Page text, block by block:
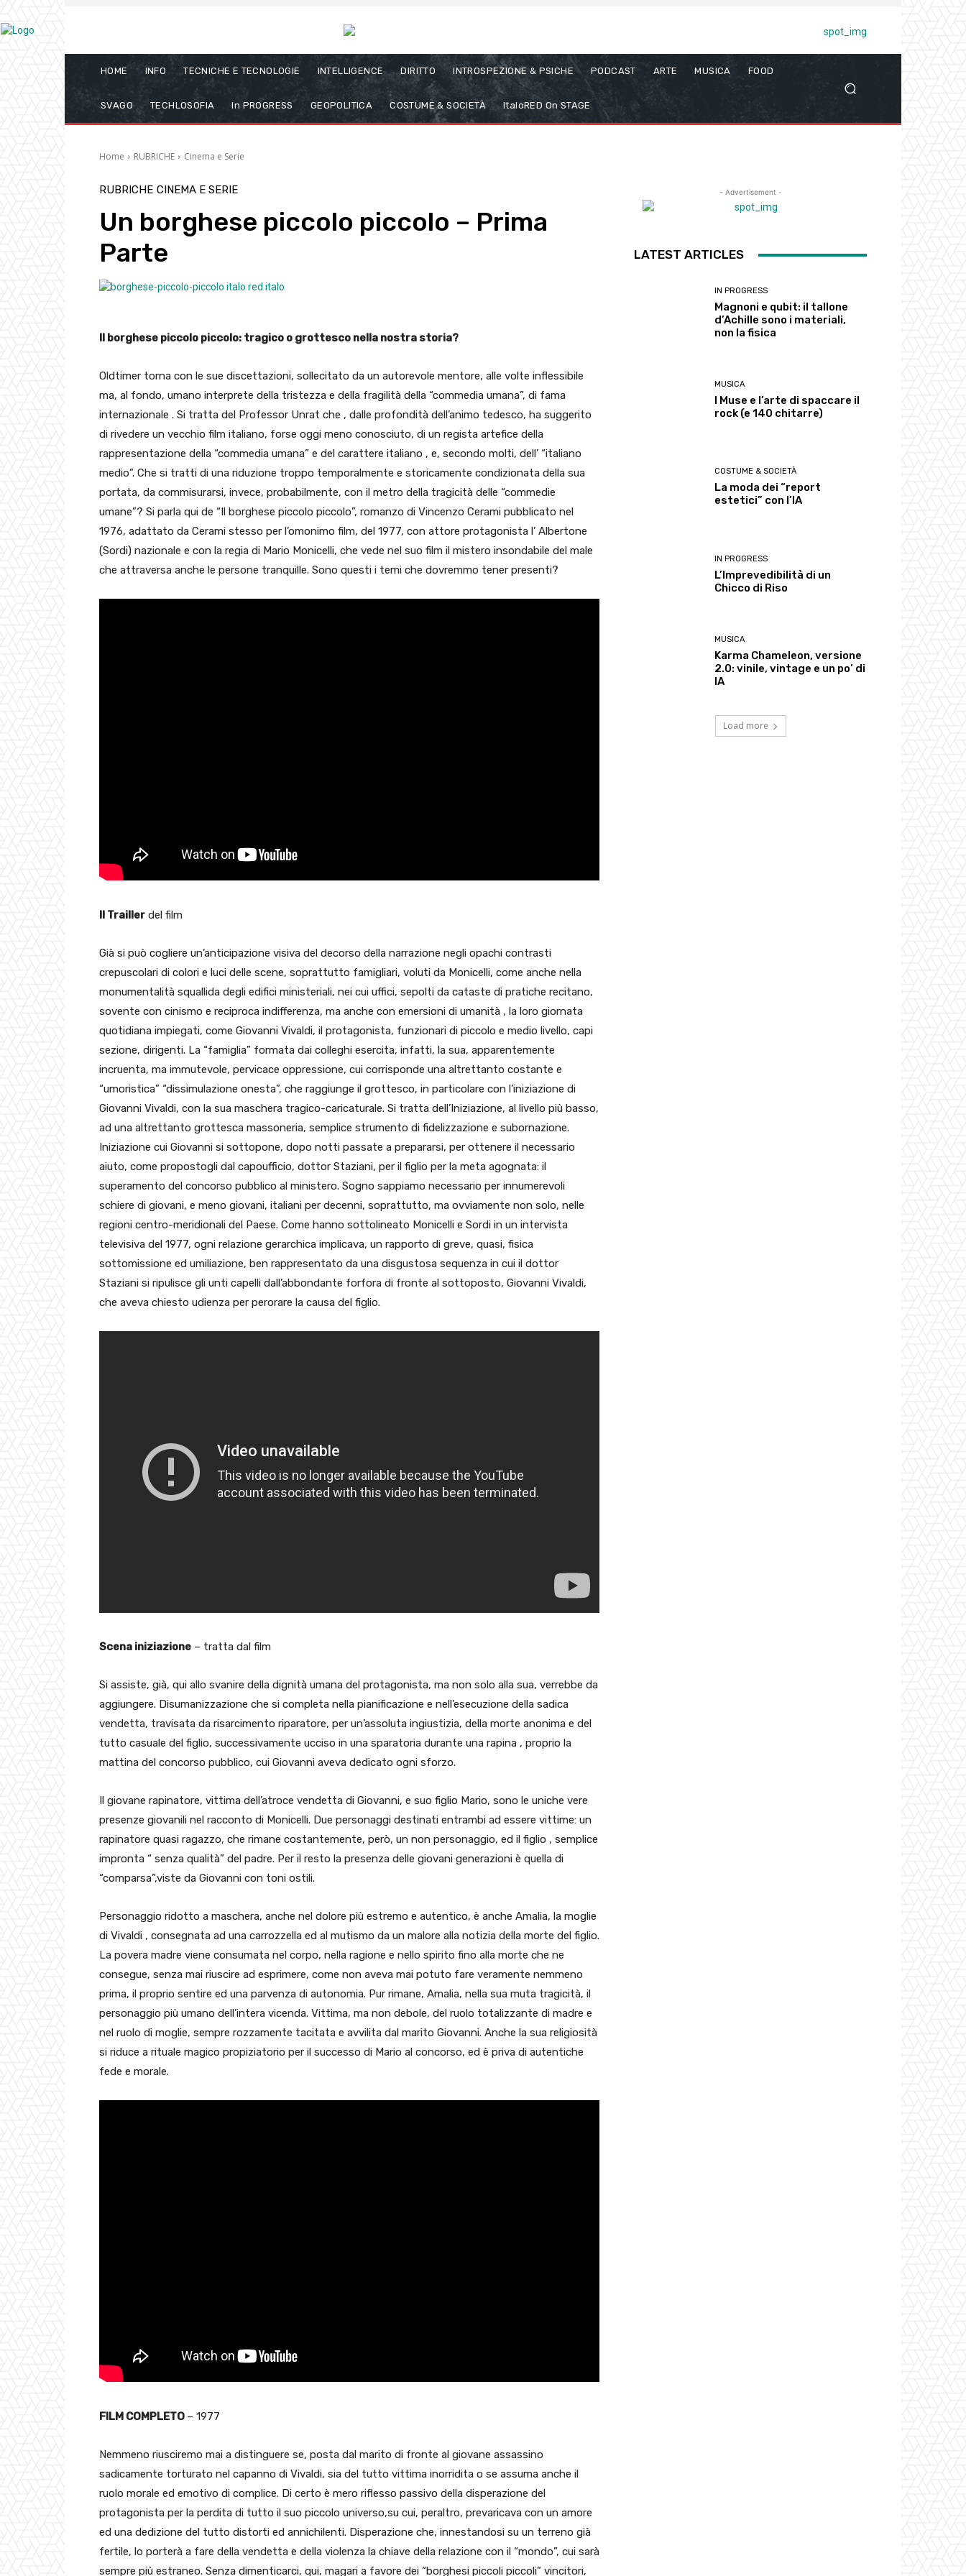
HOME INFO TECNICHE E TECNOLOGIE INTELLIGENCE DIRITTO INTROSPEZIONE & PSICHE PODCAST ARTE MUSICA FOOD
SVAGO TECHLOSOFIA In PROGRESS GEOPOLITICA COSTUME & SOCIETÀ ItaloRED On STAGE
Home RUBRICHE Cinema e Serie
RUBRICHE CINEMA E SERIE
Un borghese piccolo piccolo – Prima
Parte
Il borghese piccolo piccolo: tragico o grottesco nella nostra storia?
Oldtimer torna con le sue discettazioni, sollecitato da un autorevole mentore, alle volte inflessibile
ma, al fondo, umano interprete della tristezza e della fragilità della “commedia umana”, di fama
internazionale . Si tratta del Professor Unrat che , dalle profondità dell’animo tedesco, ha suggerito
di rivedere un vecchio film italiano, forse oggi meno conosciuto, di un regista artefice della
rappresentazione della “commedia umana” e del carattere italiano , e, secondo molti, dell’ “italiano
medio”. Che si tratti di una riduzione troppo temporalmente e storicamente condizionata della sua
portata, da commisurarsi, invece, probabilmente, con il metro della tragicità delle “commedie
umane”? Si parla qui de “Il borghese piccolo piccolo”, romanzo di Vincenzo Cerami pubblicato nel
1976, adattato da Cerami stesso per l’omonimo film, del 1977, con attore protagonista l’ Albertone
(Sordi) nazionale e con la regia di Mario Monicelli, che vede nel suo film il mistero insondabile del male
che attraversa anche le persone tranquille. Sono questi i temi che dovremmo tener presenti?
Il Trailler del film
Già si può cogliere un’anticipazione visiva del decorso della narrazione negli opachi contrasti
crepuscolari di colori e luci delle scene, soprattutto famigliari, voluti da Monicelli, come anche nella
monumentalità squallida degli edifici ministeriali, nei cui uffici, sepolti da cataste di pratiche recitano,
sovente con cinismo e reciproca indifferenza, ma anche con emersioni di umanità , la loro giornata
quotidiana impiegati, come Giovanni Vivaldi, il protagonista, funzionari di piccolo e medio livello, capi
sezione, dirigenti. La “famiglia” formata dai colleghi esercita, infatti, la sua, apparentemente
incruenta, ma immutevole, pervicace oppressione, cui corrisponde una altrettanto costante e
“umoristica” “dissimulazione onesta”, che raggiunge il grottesco, in particolare con l’iniziazione di
Giovanni Vivaldi, con la sua maschera tragico-caricaturale. Si tratta dell’Iniziazione, al livello più basso,
ad una altrettanto grottesca massoneria, semplice strumento di fidelizzazione e subornazione.
Iniziazione cui Giovanni si sottopone, dopo notti passate a prepararsi, per ottenere il necessario
aiuto, come propostogli dal capoufficio, dottor Staziani, per il figlio per la meta agognata: il
superamento del concorso pubblico al ministero. Sogno sappiamo necessario per innumerevoli
schiere di giovani, e meno giovani, italiani per decenni, soprattutto, ma ovviamente non solo, nelle
regioni centro-meridionali del Paese. Come hanno sottolineato Monicelli e Sordi in un intervista
televisiva del 1977, ogni relazione gerarchica implicava, un rapporto di greve, quasi, fisica
sottomissione ed umiliazione, ben rappresentato da una disgustosa sequenza in cui il dottor
Staziani si ripulisce gli unti capelli dall’abbondante forfora di fronte al sottoposto, Giovanni Vivaldi,
che aveva chiesto udienza per perorare la causa del figlio.
Scena iniziazione – tratta dal film
Si assiste, già, qui allo svanire della dignità umana del protagonista, ma non solo alla sua, verrebbe da
aggiungere. Disumanizzazione che si completa nella pianificazione e nell’esecuzione della sadica
vendetta, travisata da risarcimento riparatore, per un’assoluta ingiustizia, della morte anonima e del
tutto casuale del figlio, successivamente ucciso in una sparatoria durante una rapina , proprio la
mattina del concorso pubblico, cui Giovanni aveva dedicato ogni sforzo.
Il giovane rapinatore, vittima dell’atroce vendetta di Giovanni, e suo figlio Mario, sono le uniche vere
presenze giovanili nel racconto di Monicelli. Due personaggi destinati entrambi ad essere vittime: un
rapinatore quasi ragazzo, che rimane costantemente, però, un non personaggio, ed il figlio , semplice
impronta “ senza qualità” del padre. Per il resto la presenza delle giovani generazioni è quella di
“comparsa”,viste da Giovanni con toni ostili.
Personaggio ridotto a maschera, anche nel dolore più estremo e autentico, è anche Amalia, la moglie
di Vivaldi , consegnata ad una carrozzella ed al mutismo da un malore alla notizia della morte del figlio.
La povera madre viene consumata nel corpo, nella ragione e nello spirito fino alla morte che ne
consegue, senza mai riuscire ad esprimere, come non aveva mai potuto fare veramente nemmeno
prima, il proprio sentire ed una parvenza di autonomia. Pur rimane, Amalia, nella sua muta tragicità, il
personaggio più umano dell’intera vicenda. Vittima, ma non debole, del ruolo totalizzante di madre e
nel ruolo di moglie, sempre rozzamente tacitata e avvilita dal marito Giovanni. Anche la sua religiosità
si riduce a rituale magico propiziatorio per il successo di Mario al concorso, ed è priva di autentiche
fede e morale.
FILM COMPLETO – 1977
Nemmeno riusciremo mai a distinguere se, posta dal marito di fronte al giovane assassino
sadicamente torturato nel capanno di Vivaldi, sia del tutto vittima inorridita o se assuma anche il
ruolo morale ed emotivo di complice. Di certo è mero riflesso passivo della disperazione del
protagonista per la perdita di tutto il suo piccolo universo,su cui, peraltro, prevaricava con un amore
ed una dedizione del tutto distorti ed annichilenti. Disperazione che, innestandosi su un terreno già
fertile, lo porterà a fare della vendetta e della violenza la chiave della relazione con il “mondo”, cui sarà
sempre più estraneo. Senza dimenticarci, qui, magari a favore dei “borghesi piccoli piccoli” vincitori,
- Advertisement -
LATEST ARTICLES
IN PROGRESS
Magnoni e qubit: il tallone
d’Achille sono i materiali,
non la fisica
MUSICA
I Muse e l’arte di spaccare il
rock (e 140 chitarre)
COSTUME & SOCIETÀ
La moda dei “report
estetici” con l’IA
IN PROGRESS
L’Imprevedibilità di un
Chicco di Riso
MUSICA
Karma Chameleon, versione
2.0: vinile, vintage e un po’ di
IA
Load more